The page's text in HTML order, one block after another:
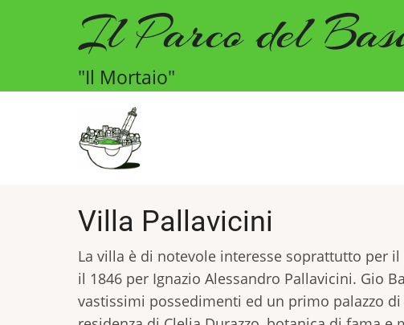
Il Parco del
"Il Mortaio"
Villa Pallavicini
La villa è di notevole interesse soprattutto per il
il 1846 per Ignazio Alessandro Pallavicini. Gio
vastissimi possedimenti ed un primo palazzo